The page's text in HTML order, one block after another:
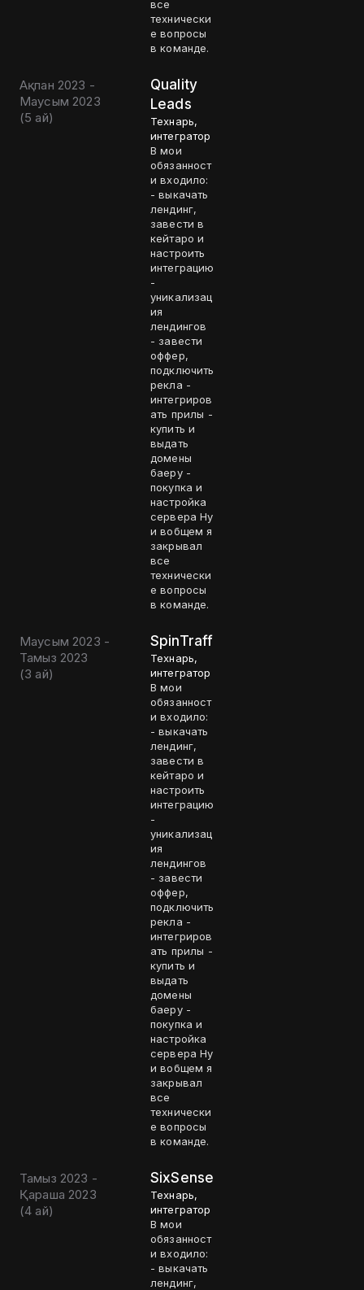
все
технически
е вопросы
в команде.
Ақпан 2023 -
Маусым 2023
(5 ай)
Quality
Leads
Технарь,
интегратор
В мои
обязанност
и входило:
- выкачать
лендинг,
завести в
кейтаро и
настроить
интеграцию
-
уникализац
ия
лендингов
- завести
оффер,
подключить
рекла -
интегриров
ать прилы -
купить и
выдать
домены
баеру -
покупка и
настройка
сервера Ну
и вобщем я
закрывал
все
технически
е вопросы
в команде.
Маусым 2023 -
Тамыз 2023
(3 ай)
SpinTraff
Технарь,
интегратор
В мои
обязанност
и входило:
- выкачать
лендинг,
завести в
кейтаро и
настроить
интеграцию
-
уникализац
ия
лендингов
- завести
оффер,
подключить
рекла -
интегриров
ать прилы -
купить и
выдать
домены
баеру -
покупка и
настройка
сервера Ну
и вобщем я
закрывал
все
технически
е вопросы
в команде.
Тамыз 2023 -
Қараша 2023
(4 ай)
SixSense
Технарь,
интегратор
В мои
обязанност
и входило:
- выкачать
лендинг,